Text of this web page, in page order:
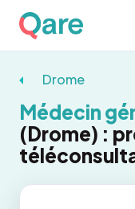
Drome
Médecin
(Drome) :